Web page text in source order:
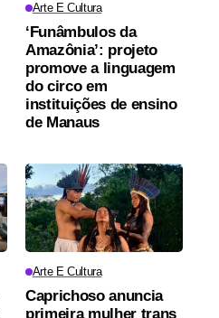
Arte E Cultura
‘Funâmbulos da
Amazônia’: projeto
promove a linguagem
do circo em
instituições de ensino
de Manaus
Arte E Cultura
Caprichoso anuncia
primeira mulher trans